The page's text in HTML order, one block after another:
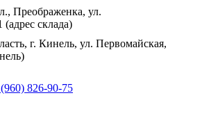
Преображенка, ул.
склада)
г. Кинель, ул. Первомайская,
826-90-75